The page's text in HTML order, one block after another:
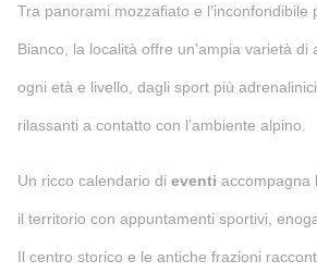
Tra panorami mozzafiato e l’inconfondibile
Bianco, la località offre un’ampia varietà di
ogni età e livello, dagli sport più
rilassanti a contatto con l’ambiente alpino.
Un ricco calendario di eventi accompagna
il territorio con appuntamenti sportivi,
Il centro storico e le antiche frazioni